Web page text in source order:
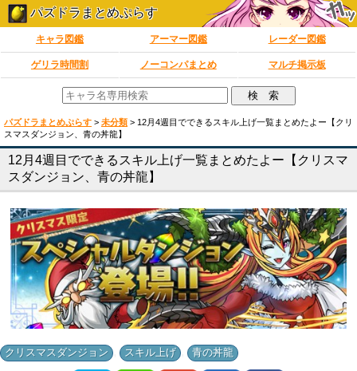
パズドラまとめぷらす
キャラ図鑑 アーマー図鑑 レーダー図鑑
ゲリラ時間割 ノーコンパまとめ マルチ掲示板
パズドラまとめぷらす > 未分類 > 12月4週目でできるスキル上げ一覧まとめたよー【クリ
スマスダンジョン、青の丼龍】
12月4週目でできるスキル上げ一覧まとめたよー【クリスマ
スダンジョン、青の丼龍】
クリスマスダンジョン スキル上げ 青の丼龍